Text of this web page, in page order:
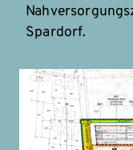
Spardorf.